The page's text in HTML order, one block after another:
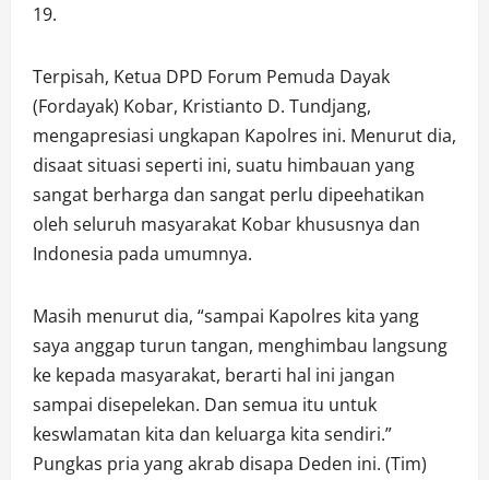
19.
Terpisah, Ketua DPD Forum Pemuda Dayak
(Fordayak) Kobar, Kristianto D. Tundjang,
mengapresiasi ungkapan Kapolres ini. Menurut dia,
disaat situasi seperti ini, suatu himbauan yang
sangat berharga dan sangat perlu dipeehatikan
oleh seluruh masyarakat Kobar khususnya dan
Indonesia pada umumnya.
Masih menurut dia, “sampai Kapolres kita yang
saya anggap turun tangan, menghimbau langsung
ke kepada masyarakat, berarti hal ini jangan
sampai disepelekan. Dan semua itu untuk
keswlamatan kita dan keluarga kita sendiri.”
Pungkas pria yang akrab disapa Deden ini. (Tim)